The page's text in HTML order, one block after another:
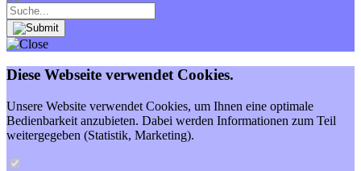
Diese Webseite verwendet Cookies.
Unsere Website verwendet Cookies, um Ihnen eine optimale
Bedienbarkeit anzubieten. Dabei werden Informationen zum Teil
weitergegeben (Statistik, Marketing).